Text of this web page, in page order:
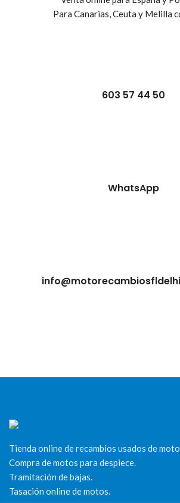
Para Canarias, Ceuta y Melilla
603 57 44 50
WhatsApp
Tienda online de recambios usados de
Compra de motos para despiece.
Tramitación de bajas.
Tasación online de motos.